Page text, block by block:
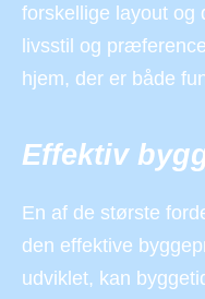
forskellige layout og
livsstil og
hjem, der er både
Effektiv
En af de største
den effektive
udviklet, kan